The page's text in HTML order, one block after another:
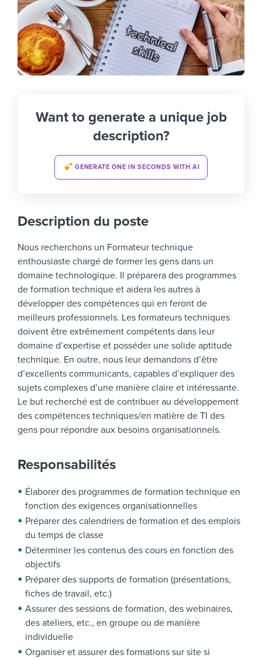
Want to generate a unique job
description?
GENERATE ONE IN SECONDS WITH AI
Description du poste
Nous recherchons un Formateur technique
enthousiaste chargé de former les gens dans un
domaine technologique. Il préparera des programmes
de formation technique et aidera les autres à
développer des compétences qui en feront de
meilleurs professionnels. Les formateurs techniques
doivent être extrêmement compétents dans leur
domaine d’expertise et posséder une solide aptitude
technique. En outre, nous leur demandons d’être
d’excellents communicants, capables d’expliquer des
sujets complexes d’une manière claire et intéressante.
Le but recherché est de contribuer au développement
des compétences techniques/en matière de TI des
gens pour répondre aux besoins organisationnels.
Responsabilités
Élaborer des programmes de formation technique en
fonction des exigences organisationnelles
Préparer des calendriers de formation et des emplois
du temps de classe
Déterminer les contenus des cours en fonction des
objectifs
Préparer des supports de formation (présentations,
fiches de travail, etc.)
Assurer des sessions de formation, des webinaires,
des ateliers, etc., en groupe ou de manière
individuelle
Organiser et assurer des formations sur site si